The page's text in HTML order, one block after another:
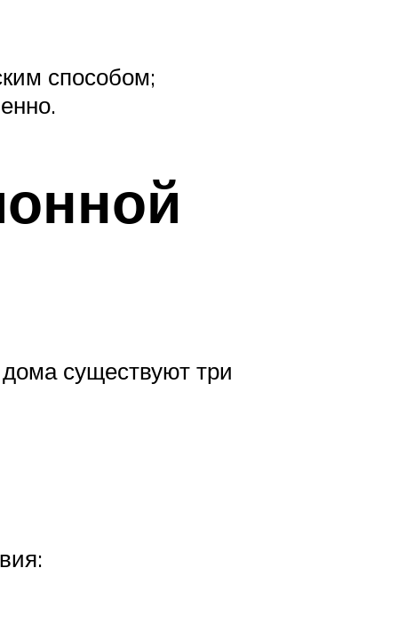
способом;
существуют три